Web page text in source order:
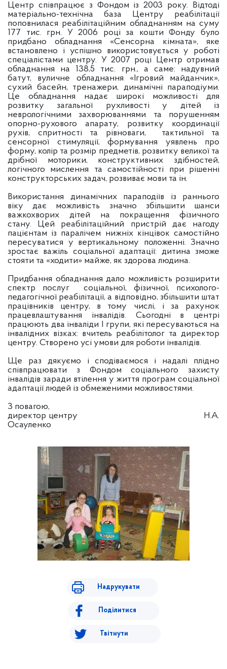
Центр співпрацює з Фондом із 2003 року. Відтоді
матеріально-технічна база Центру реабілітації
поповнилася реабілітаційним обладнанням на суму
177 тис. грн. У 2006 році за кошти Фонду було
придбано обладнання «Сенсорна кімната», яке
встановлено і успішно використовується у роботі
спеціалістами центру. У 2007 році Центр отримав
обладнання на 138,5 тис. грн., а саме: надувний
батут, вуличне обладнання «Ігровий майданчик»,
сухий басейн, тренажери, динамічні параподіуми.
Це обладнання надає широкі можливості для
розвитку загальної рухливості у дітей із
неврологічними захворюваннями та порушенням
опорно-рухового апарату, розвитку координації
рухів, спритності та рівноваги, тактильної та
сенсорної стимуляції, формування уявлень про
форму, колір та розмір предметів, розвитку великої та
дрібної моторики, конструктивних здібностей,
логічного мислення та самостійності при рішенні
конструкторських задач, розвиває мови та ін.
Використання динамічних параподіїв із раннього
віку дає можливість значно збільшити шанси
важкохворих дітей на покращення фізичного
стану. Цей реабілітаційний пристрій дає нагоду
пацієнтам із паралічем нижніх кінцівок самостійно
пересуватися у вертикальному положенні. Значно
зростає важіль соціальної адаптації: дитина зможе
стояти та «ходити» майже, як здорова людина.
Придбання обладнання дало можливість розширити
спектр послуг соціальної, фізичної, психолого-
педагогічної реабілітації, а відповідно, збільшити штат
працівників центру, в тому числі, і за рахунок
працевлаштування інвалідів. Сьогодні в центрі
працюють два інваліди І групи, які пересуваються на
інвалідних візках: вчитель реабілітолог та директор
центру. Створено усі умови для роботи інвалідів.
Ще раз дякуємо і сподіваємося і надалі плідно
співпрацювати з Фондом соціального захисту
інвалідів заради втілення у життя програм соціальної
адаптації людей із обмеженими можливостями.
З повагою,
директор центру Н.А.
Осауленко
Надрукувати
Поділитися
Твітнути